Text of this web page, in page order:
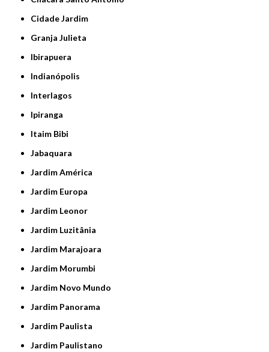
Cidade Jardim
Granja Julieta
Ibirapuera
Indianópolis
Interlagos
Ipiranga
Itaim Bibi
Jabaquara
Jardim América
Jardim Europa
Jardim Leonor
Jardim Luzitânia
Jardim Marajoara
Jardim Morumbi
Jardim Novo Mundo
Jardim Panorama
Jardim Paulista
Jardim Paulistano